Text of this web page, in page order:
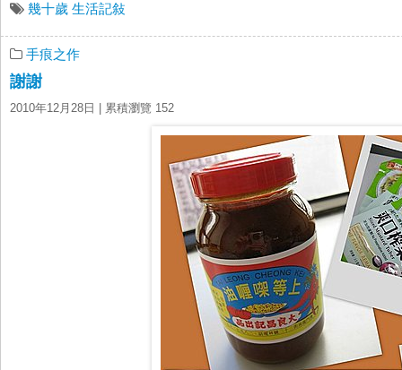
幾十歲 生活記敍
手痕之作
謝謝
2010年12月28日 | 累積瀏覽 152